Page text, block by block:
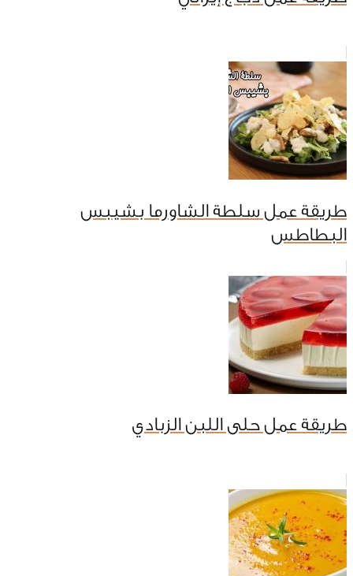
طريقة عمل سلطة الشاورما بشيبس
البطاطس
طريقة عمل حلى اللبن الزبادي